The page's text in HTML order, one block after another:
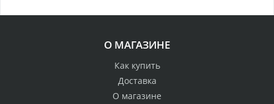
О МАГАЗИНЕ
Как купить
Доставка
О магазине